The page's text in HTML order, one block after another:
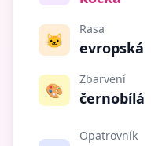
🐱
Rasa
evropská
🎨
Zbarvení
černobílá
Opatrovník